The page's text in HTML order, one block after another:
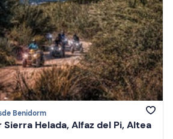
Benidorm
Helada, Alfaz del Pi, Altea